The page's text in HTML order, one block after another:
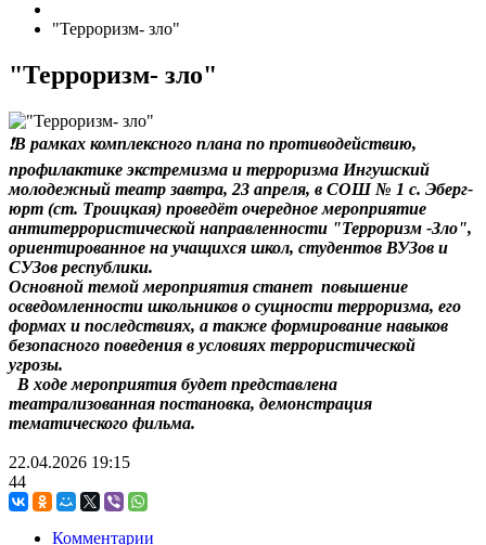
"Терроризм- зло"
"Терроризм- зло"
❗В рамках комплексного плана по противодействию,
профилактике экстремизма и терроризма Ингушский
молодежный театр завтра, 23 апреля, в СОШ № 1 с. Эберг-
юрт (ст. Троицкая) проведёт очередное мероприятие
антитеррористической направленности "Терроризм -Зло",
ориентированное на учащихся школ, студентов ВУЗов и
СУЗов республики.
Основной темой мероприятия станет повышение
осведомленности школьников о сущности терроризма, его
формах и последствиях, а также формирование навыков
безопасного поведения в условиях террористической
угрозы.
В ходе мероприятия будет представлена
театрализованная постановка, демонстрация
тематического фильма.
22.04.2026 19:15
44
Комментарии